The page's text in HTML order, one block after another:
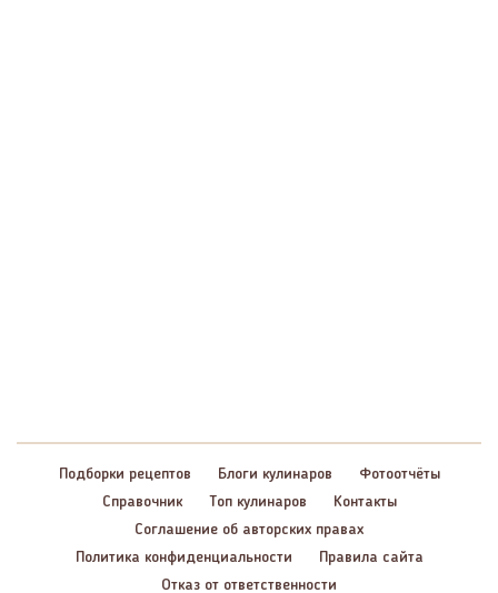
Подборки рецептов Блоги кулинаров
Фотоотчёты
Справочник
Топ кулинаров
Контакты
Соглашение об авторских правах
Политика конфиденциальности
Правила сайта
Отказ от ответственности